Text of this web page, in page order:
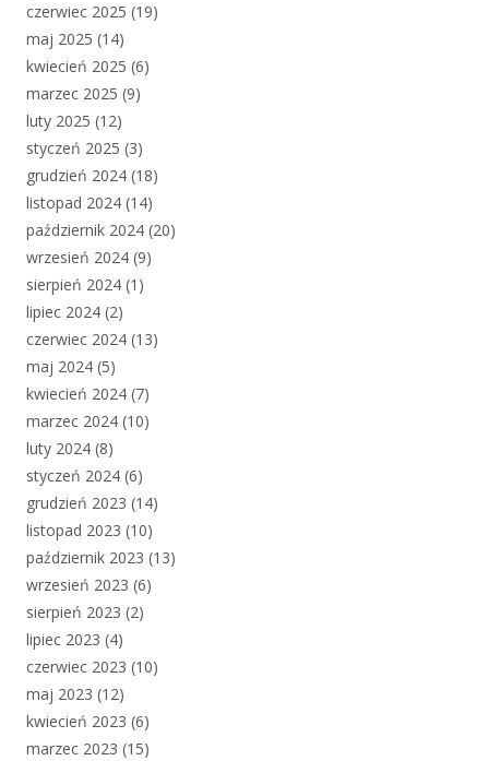
czerwiec 2025 (19)
maj 2025 (14)
kwiecień 2025 (6)
marzec 2025 (9)
luty 2025 (12)
styczeń 2025 (3)
grudzień 2024 (18)
listopad 2024 (14)
październik 2024 (20)
wrzesień 2024 (9)
sierpień 2024 (1)
lipiec 2024 (2)
czerwiec 2024 (13)
maj 2024 (5)
kwiecień 2024 (7)
marzec 2024 (10)
luty 2024 (8)
styczeń 2024 (6)
grudzień 2023 (14)
listopad 2023 (10)
październik 2023 (13)
wrzesień 2023 (6)
sierpień 2023 (2)
lipiec 2023 (4)
czerwiec 2023 (10)
maj 2023 (12)
kwiecień 2023 (6)
marzec 2023 (15)